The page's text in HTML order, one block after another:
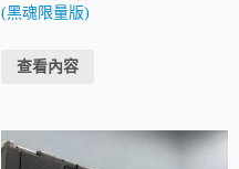
(黑魂限量版)
查看內容